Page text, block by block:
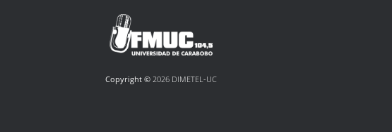
Copyright ©2026 DIMETEL-UC